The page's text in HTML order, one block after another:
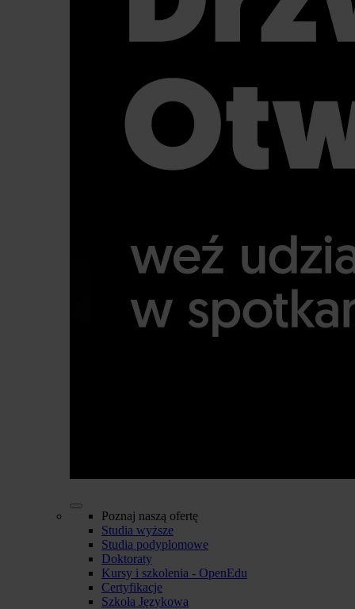
Poznaj naszą ofertę
Studia wyższe
Studia podyplomowe
Doktoraty
Kursy i szkolenia - OpenEdu
Certyfikacje
Szkoła Językowa